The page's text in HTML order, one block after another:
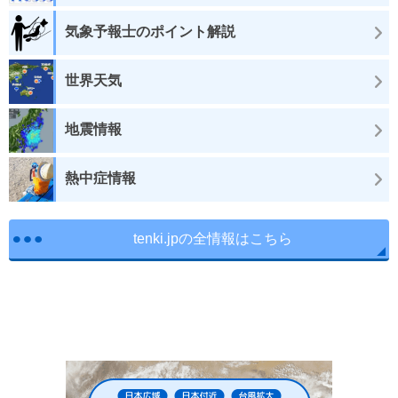
気象予報士のポイント解説
世界天気
地震情報
熱中症情報
tenki.jpの全情報はこちら